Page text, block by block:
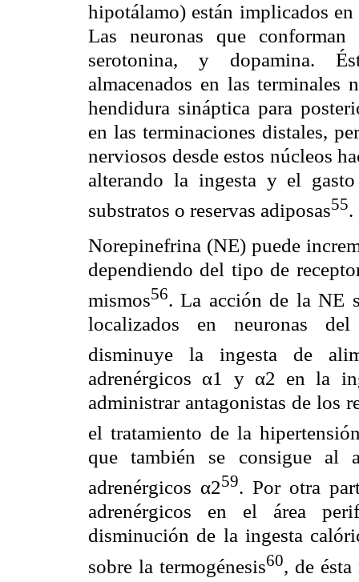
hipotálamo) están implicados
Las neuronas que conforman
serotonina, y dopamina.
almacenados en las terminales
hendidura sináptica para
en las terminaciones distales,
nerviosos desde estos núcleos
alterando la ingesta y el
substratos o reservas adiposas55.
Norepinefrina (NE) puede
dependiendo del tipo de
mismos56. La acción de la NE
localizados en neuronas
disminuye la ingesta de
adrenérgicos α1 y α2 en la
administrar antagonistas de los
el tratamiento de la
que también se consigue al
adrenérgicos α259. Por otra
adrenérgicos en el área
disminución de la ingesta
sobre la termogénesis60, de